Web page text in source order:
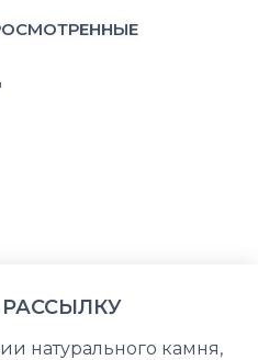
натурального камня,